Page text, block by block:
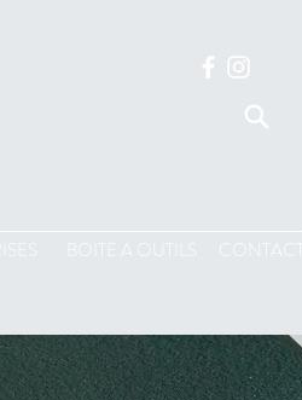
BOITE A OUTILS CONTACT